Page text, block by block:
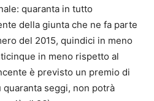
quaranta in tutto
della giunta che ne fa parte
del 2015, quindici in meno
in meno rispetto al
è previsto un premio di
quaranta seggi, non potrà